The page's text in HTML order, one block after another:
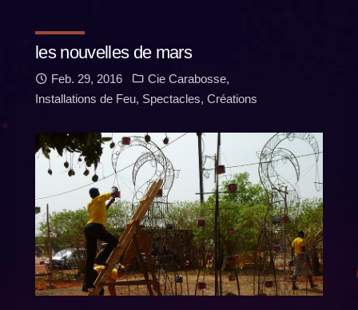
les nouvelles de mars
Feb. 29, 2016 Cie Carabosse,
Installations de Feu, Spectacles, Créations